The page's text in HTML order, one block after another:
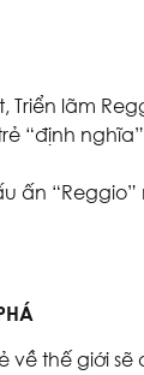
Triển lãm
“định
ấn
về thế giới